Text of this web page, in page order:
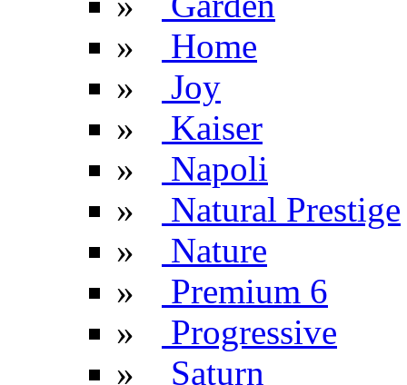
»
Home
»
Joy
»
Kaiser
»
Napoli
»
Natural Prestige
»
Nature
»
Premium 6
»
Progressive
»
Saturn